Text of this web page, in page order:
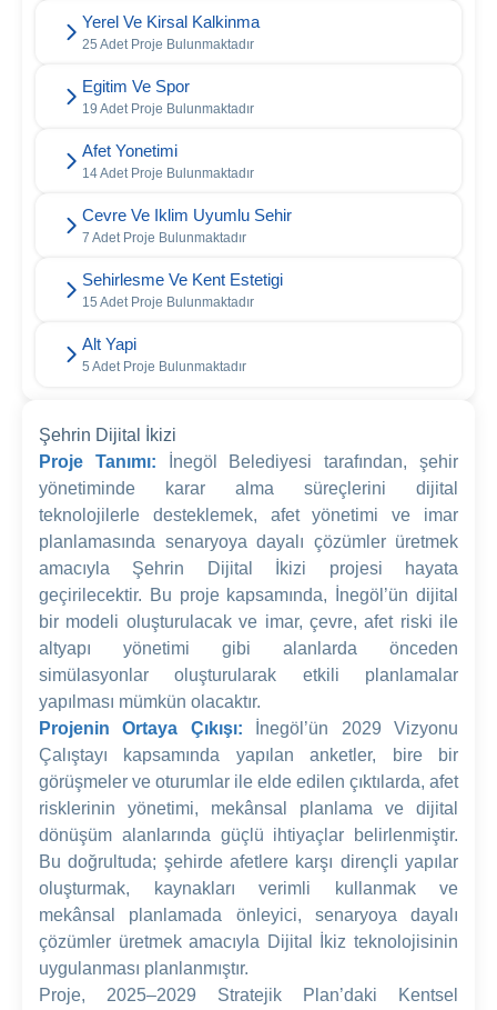
Yerel Ve Kirsal Kalkinma
25 Adet Proje Bulunmaktadır
Egitim Ve Spor
19 Adet Proje Bulunmaktadır
Afet Yonetimi
14 Adet Proje Bulunmaktadır
Cevre Ve Iklim Uyumlu Sehir
7 Adet Proje Bulunmaktadır
Sehirlesme Ve Kent Estetigi
15 Adet Proje Bulunmaktadır
Alt Yapi
5 Adet Proje Bulunmaktadır
Şehrin Dijital İkizi
Proje Tanımı:
İnegöl Belediyesi tarafından, şehir
yönetiminde karar alma süreçlerini dijital
teknolojilerle desteklemek, afet yönetimi ve imar
planlamasında senaryoya dayalı çözümler üretmek
amacıyla Şehrin Dijital İkizi projesi hayata
geçirilecektir. Bu proje kapsamında, İnegöl’ün dijital
bir modeli oluşturulacak ve imar, çevre, afet riski ile
altyapı yönetimi gibi alanlarda önceden
simülasyonlar oluşturularak etkili planlamalar
yapılması mümkün olacaktır.
Projenin Ortaya Çıkışı:
İnegöl’ün 2029 Vizyonu
Çalıştayı kapsamında yapılan anketler, bire bir
görüşmeler ve oturumlar ile elde edilen çıktılarda, afet
risklerinin yönetimi, mekânsal planlama ve dijital
dönüşüm alanlarında güçlü ihtiyaçlar belirlenmiştir.
Bu doğrultuda; şehirde afetlere karşı dirençli yapılar
oluşturmak, kaynakları verimli kullanmak ve
mekânsal planlamada önleyici, senaryoya dayalı
çözümler üretmek amacıyla Dijital İkiz teknolojisinin
uygulanması planlanmıştır.
Proje, 2025–2029 Stratejik Plan’daki Kentsel